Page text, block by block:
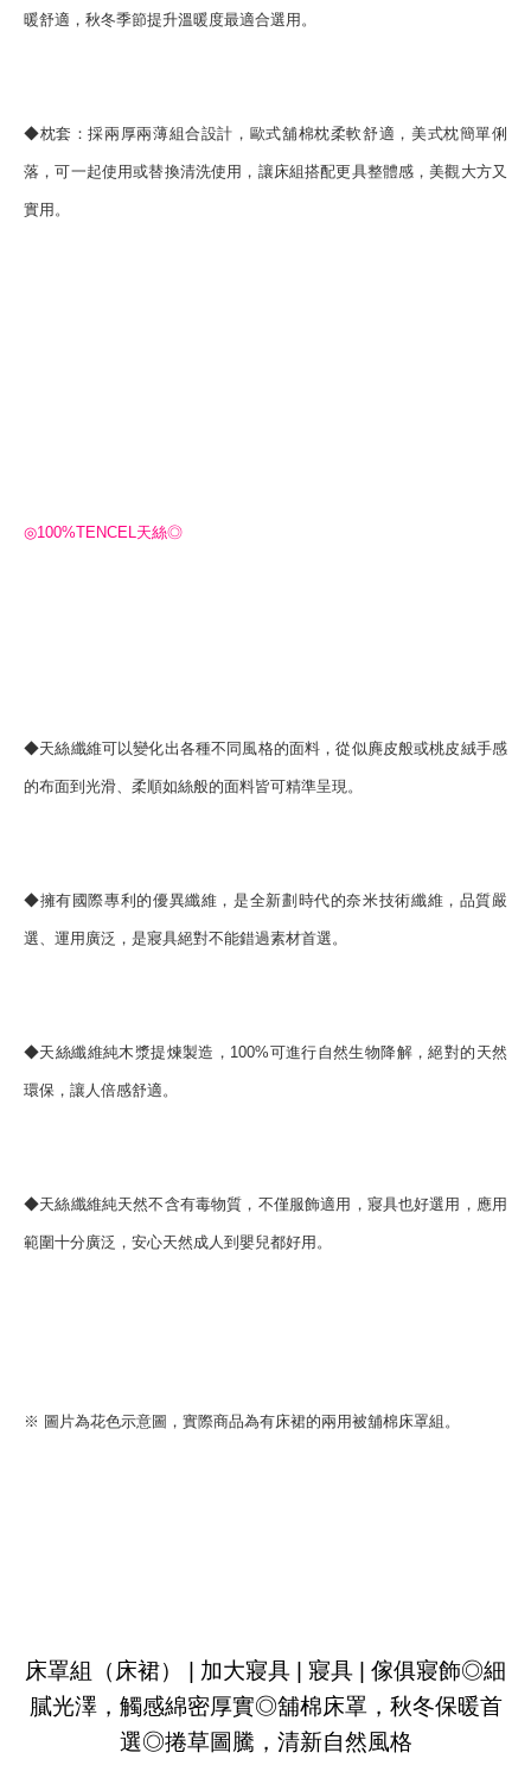
暖舒適，秋冬季節提升溫暖度最適合選用。
◆枕套：採兩厚兩薄組合設計，歐式舖棉枕柔軟舒適，美式枕簡單俐
落，可一起使用或替換清洗使用，讓床組搭配更具整體感，美觀大方又
實用。
◎100%TENCEL天絲◎
◆天絲纖維可以變化出各種不同風格的面料，從似麂皮般或桃皮絨手感
的布面到光滑、柔順如絲般的面料皆可精準呈現。
◆擁有國際專利的優異纖維，是全新劃時代的奈米技術纖維，品質嚴
選、運用廣泛，是寢具絕對不能錯過素材首選。
◆天絲纖維純木漿提煉製造，100%可進行自然生物降解，絕對的天然
環保，讓人倍感舒適。
◆天絲纖維純天然不含有毒物質，不僅服飾適用，寢具也好選用，應用
範圍十分廣泛，安心天然成人到嬰兒都好用。
※ 圖片為花色示意圖，實際商品為有床裙的兩用被舖棉床罩組。
床罩組（床裙） | 加大寢具 | 寢具 | 傢俱寢飾◎細
膩光澤，觸感綿密厚實◎舖棉床罩，秋冬保暖首
選◎捲草圖騰，清新自然風格